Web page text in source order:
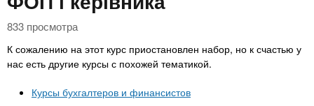
i
e
ч
е
б
Частные школы
833 просмотра
К сожалению на этот курс приостановлен набор, но к счастью у
нас есть другие курсы с похожей тематикой.
Курсы бухгалтеров и финансистов